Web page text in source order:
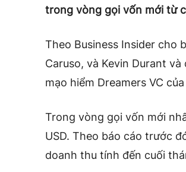
trong vòng gọi vốn mới từ
Theo Business Insider cho
Caruso, và Kevin Durant
mạo hiểm Dreamers VC
Trong vòng gọi vốn mới
USD. Theo báo cáo trước
doanh thu tính đến cuối